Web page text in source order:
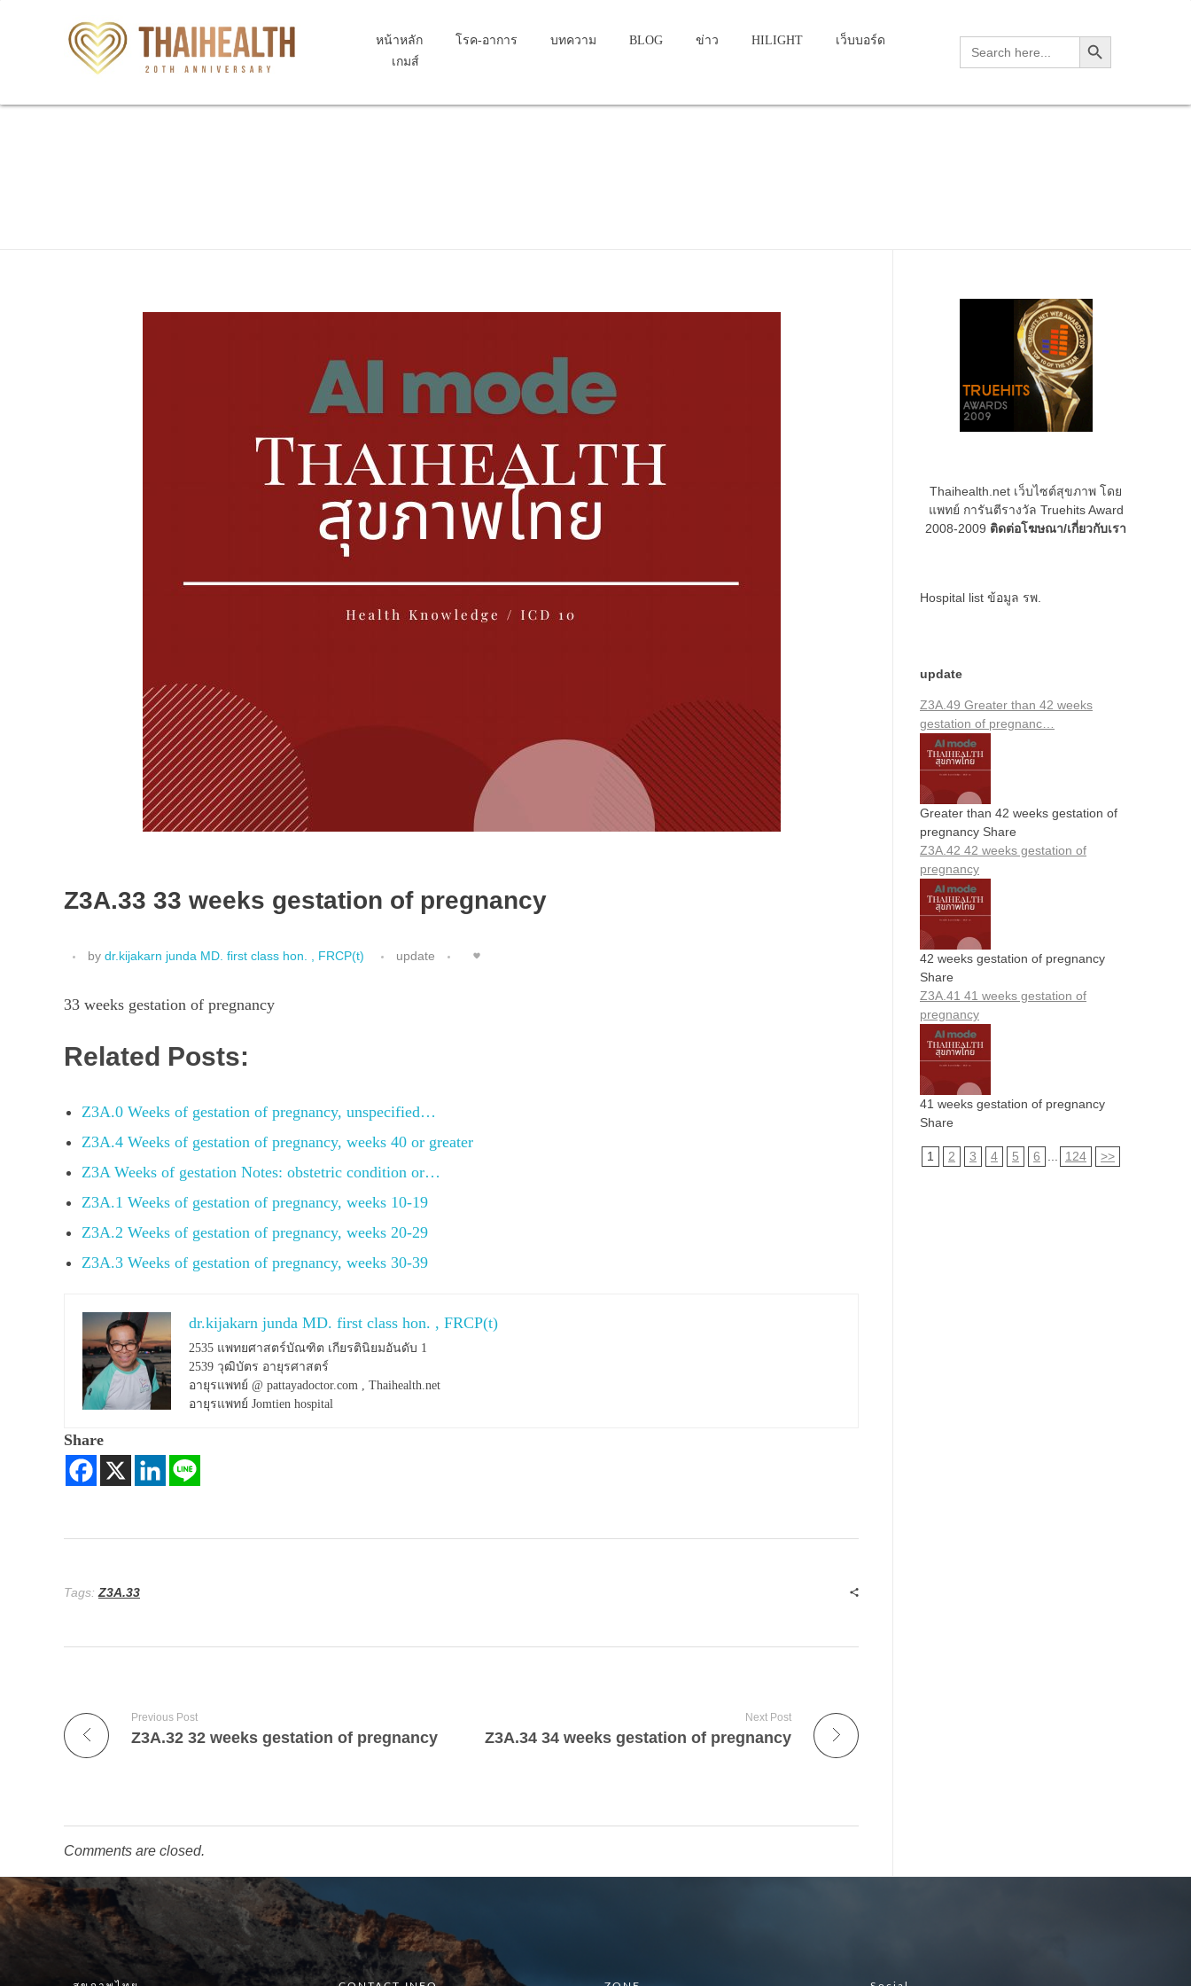
หน้าหลัก โรค-อาการ บทความ BLOG ข่าว HILIGHT
เว็บบอร์ด
เกมส์
Search
for:
Search Button
Z3A.33 33 weeks gestation of pregnancy
by dr.kijakarn junda MD. first class hon. , FRCP(t) update
33 weeks gestation of pregnancy
Related Posts:
Z3A.0 Weeks of gestation of pregnancy, unspecified…
Z3A.4 Weeks of gestation of pregnancy, weeks 40 or greater
Z3A Weeks of gestation Notes: obstetric condition or…
Z3A.1 Weeks of gestation of pregnancy, weeks 10-19
Z3A.2 Weeks of gestation of pregnancy, weeks 20-29
Z3A.3 Weeks of gestation of pregnancy, weeks 30-39
dr.kijakarn junda MD. first class hon. , FRCP(t)
2535 แพทยศาสตร์บัณฑิต เกียรตินิยมอันดับ 1
2539 วุฒิบัตร อายุรศาสตร์
อายุรแพทย์ @ pattayadoctor.com , Thaihealth.net
อายุรแพทย์ Jomtien hospital
Share
Tags: Z3A.33
Previous Post
Z3A.32 32 weeks gestation of pregnancy
Next Post
Z3A.34 34 weeks gestation of pregnancy
Comments are closed.
Thaihealth.net เว็บไซต์สุขภาพ โดย
แพทย์ การันตีรางวัล Truehits Award
2008-2009 ติดต่อโฆษณา/เกี่ยวกับเรา
Hospital list ข้อมูล รพ.
update
Z3A.49 Greater than 42 weeks
gestation of pregnanc…
Greater than 42 weeks gestation of
pregnancy Share
Z3A.42 42 weeks gestation of
pregnancy
42 weeks gestation of pregnancy
Share
Z3A.41 41 weeks gestation of
pregnancy
41 weeks gestation of pregnancy
Share
1 2 3 4 5 6 124 >>